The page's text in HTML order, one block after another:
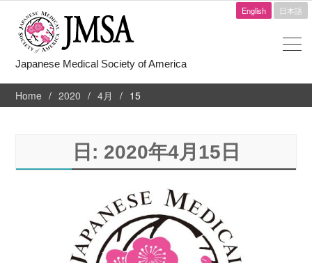
English 日本語
Japanese Medical Society of America
Home 2020 4月 15
日: 2020年4月15日